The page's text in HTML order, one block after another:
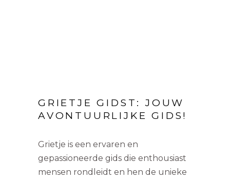
GRIETJE GIDST: JOUW
AVONTUURLIJKE GIDS!
Grietje is een ervaren en
gepassioneerde gids die enthousiast
mensen rondleidt en hen de unieke